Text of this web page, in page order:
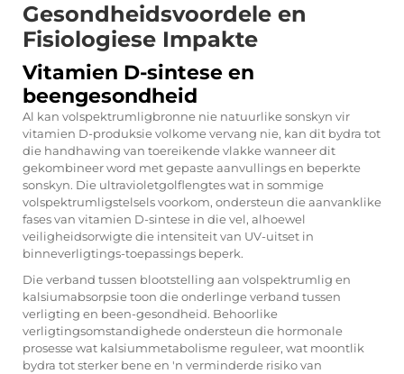
Gesondheidsvoordele en
Fisiologiese Impakte
Vitamien D-sintese en
beengesondheid
Al kan volspektrumligbronne nie natuurlike sonskyn vir
vitamien D-produksie volkome vervang nie, kan dit bydra tot
die handhawing van toereikende vlakke wanneer dit
gekombineer word met gepaste aanvullings en beperkte
sonskyn. Die ultravioletgolflengtes wat in sommige
volspektrumligstelsels voorkom, ondersteun die aanvanklike
fases van vitamien D-sintese in die vel, alhoewel
veiligheidsorwigte die intensiteit van UV-uitset in
binneverligtings-toepassings beperk.
Die verband tussen blootstelling aan volspektrumlig en
kalsiumabsorpsie toon die onderlinge verband tussen
verligting en been-gesondheid. Behoorlike
verligtingsomstandighede ondersteun die hormonale
prosesse wat kalsiummetabolisme reguleer, wat moontlik
bydra tot sterker bene en 'n verminderde risiko van